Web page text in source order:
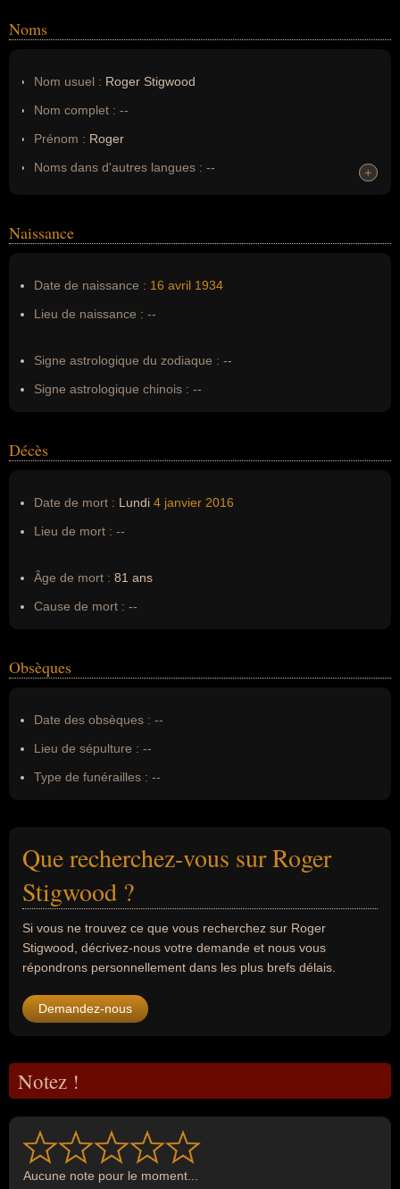
Noms
Nom usuel : Roger Stigwood
Nom complet : --
Prénom : Roger
Noms dans d'autres langues : --
Nom de famille :Stigwood
+
+
Naissance
Date de naissance : 16 avril 1934
Lieu de naissance : --
Signe astrologique du zodiaque : --
Signe astrologique chinois : --
Décès
Date de mort : Lundi 4 janvier 2016
Lieu de mort : --
Âge de mort : 81 ans
Cause de mort : --
Obsèques
Date des obsèques : --
Lieu de sépulture : --
Type de funérailles : --
Que recherchez-vous sur Roger
Stigwood ?
Si vous ne trouvez ce que vous recherchez sur Roger
Stigwood, décrivez-nous votre demande et nous vous
répondrons personnellement dans les plus brefs délais.
Demandez-nous
Notez !
Aucune note pour le moment...